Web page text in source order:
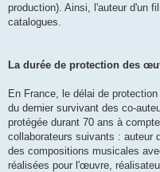
production). Ainsi, l'auteur d'un
catalogues.
La durée de protection des
En France, le délai de
du dernier survivant des co-
protégée durant 70 ans à
collaborateurs suivants : auteur
des compositions musicales
réalisées pour l'œuvre,